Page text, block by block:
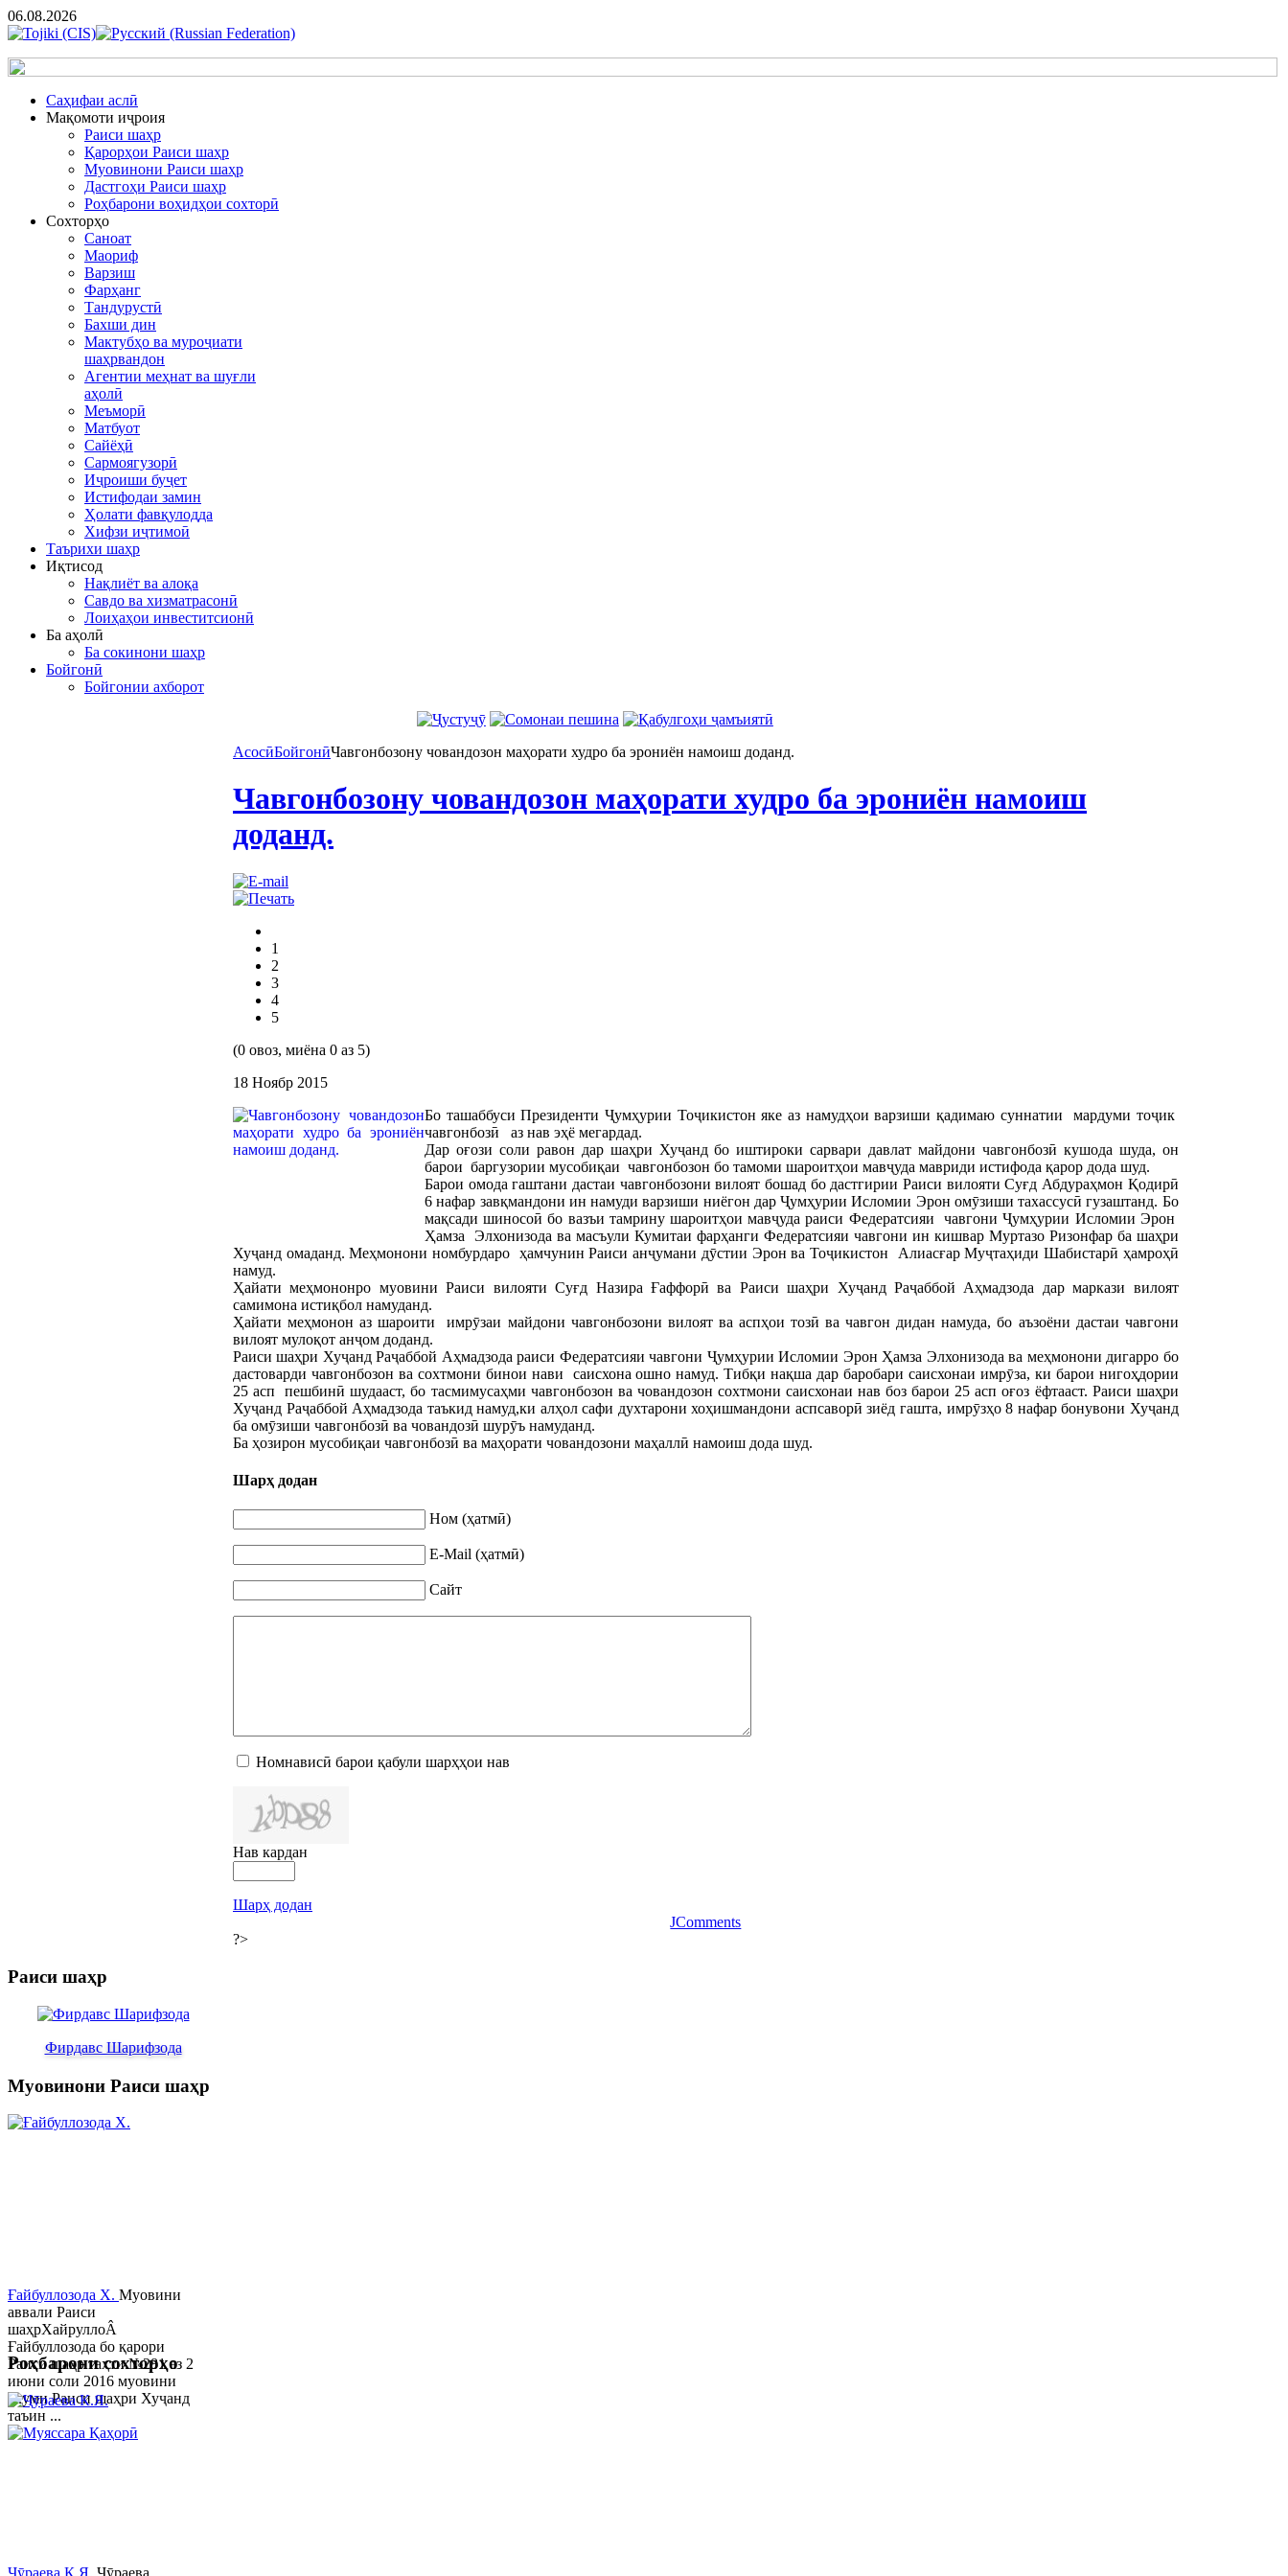
06.08.2026
Cаҳифаи аслӣ
Мақомоти иҷроия
Раиси шаҳр
Қарорҳои Раиси шаҳр
Муовинони Раиси шаҳр
Дастгоҳи Раиси шаҳр
Роҳбарони воҳидҳои сохторӣ
Сохторҳо
Саноат
Маориф
Варзиш
Фарҳанг
Тандурустӣ
Бахши дин
Мактубҳо ва муроҷиати
шаҳрвандон
Агентии меҳнат ва шуғли
аҳолӣ
Меъморӣ
Матбуот
Сайёҳӣ
Сармоягузорӣ
Иҷроиши буҷет
Истифодаи замин
Ҳолати фавқулодда
Хифзи иҷтимоӣ
Таърихи шаҳр
Иқтисод
Нақлиёт ва алоқа
Савдо ва хизматрасонӣ
Лоиҳаҳои инвеститсионӣ
Ба аҳолӣ
Ба сокинони шаҳр
Бойгонӣ
Бойгонии ахборот
АсосӣБойгонӣЧавгонбозону човандозон маҳорати худро ба эрониён намоиш доданд.
Чавгонбозону човандозон маҳорати худро ба эрониён намоиш
доданд.
1
2
3
4
5
(0 овоз, миёна 0 аз 5)
18 Ноябр 2015
Бо ташаббуси Президенти Ҷумҳурии Тоҷикистон яке аз намудҳои варзиши қадимаю суннатии мардуми тоҷик
чавгонбозӣ аз нав эҳё мегардад.
Дар оғози соли равон дар шаҳри Хуҷанд бо иштироки сарвари давлат майдони чавгонбозӣ кушода шуда, он
барои баргузории мусобиқаи чавгонбозон бо тамоми шароитҳои мавҷуда мавриди истифода қарор дода шуд.
Барои омода гаштани дастаи чавгонбозони вилоят бошад бо дастгирии Раиси вилояти Суғд Абдураҳмон Қодирӣ
6 нафар завқмандони ин намуди варзиши ниёгон дар Ҷумҳурии Исломии Эрон омӯзиши тахассусӣ гузаштанд. Бо
мақсади шиносоӣ бо вазъи тамрину шароитҳои мавҷуда раиси Федератсияи чавгони Ҷумҳурии Исломии Эрон
Ҳамза Элхонизода ва масъули Кумитаи фарҳанги Федератсияи чавгони ин кишвар Муртазо Ризонфар ба шаҳри
Хуҷанд омаданд. Меҳмонони номбурдаро ҳамчунин Раиси анҷумани дӯстии Эрон ва Тоҷикистон Алиасғар Муҷтаҳиди Шабистарӣ ҳамроҳӣ
намуд.
Ҳайати меҳмононро муовини Раиси вилояти Суғд Назира Ғаффорӣ ва Раиси шаҳри Хуҷанд Раҷаббой Аҳмадзода дар маркази вилоят
самимона истиқбол намуданд.
Ҳайати меҳмонон аз шароити имрӯзаи майдони чавгонбозони вилоят ва аспҳои тозӣ ва чавгон дидан намуда, бо аъзоёни дастаи чавгони
вилоят мулоқот анҷом доданд.
Раиси шаҳри Хуҷанд Раҷаббой Аҳмадзода раиси Федератсияи чавгони Ҷумҳурии Исломии Эрон Ҳамза Элхонизода ва меҳмонони дигарро бо
дастоварди чавгонбозон ва сохтмони бинои нави саисхона ошно намуд. Тибқи нақша дар баробари саисхонаи имрӯза, ки барои нигоҳдории
25 асп пешбинӣ шудааст, бо тасмимусаҳми чавгонбозон ва човандозон сохтмони саисхонаи нав боз барои 25 асп оғоз ёфтааст. Раиси шаҳри
Хуҷанд Раҷаббой Аҳмадзода таъкид намуд,ки алҳол сафи духтарони хоҳишмандони аспсаворӣ зиёд гашта, имрӯзҳо 8 нафар бонувони Хуҷанд
ба омӯзиши чавгонбозӣ ва човандозӣ шурӯъ намуданд.
Ба ҳозирон мусобиқаи чавгонбозӣ ва маҳорати човандозони маҳаллӣ намоиш дода шуд.
Шарҳ додан
Ном (ҳатмӣ)
E-Mail (ҳатмӣ)
Сайт
Номнависӣ барои қабули шарҳҳои нав
Нав кардан
Шарҳ додан
JComments
?>
Раиси шаҳр
Фирдавс Шарифзода
Муовинони Раиси шаҳр
Ғайбуллозода Х. Муовини
аввали Раиси
шаҳрХайруллоÂ
Ғайбуллозода бо қарори
Раиси шаҳр таҳти №281 аз 2
июни соли 2016 муовини
якуми Раиси шаҳри Хуҷанд
таъин ...
Роҳбарони сохторҳо
Ҷӯраева К.Я. Ҷӯраева